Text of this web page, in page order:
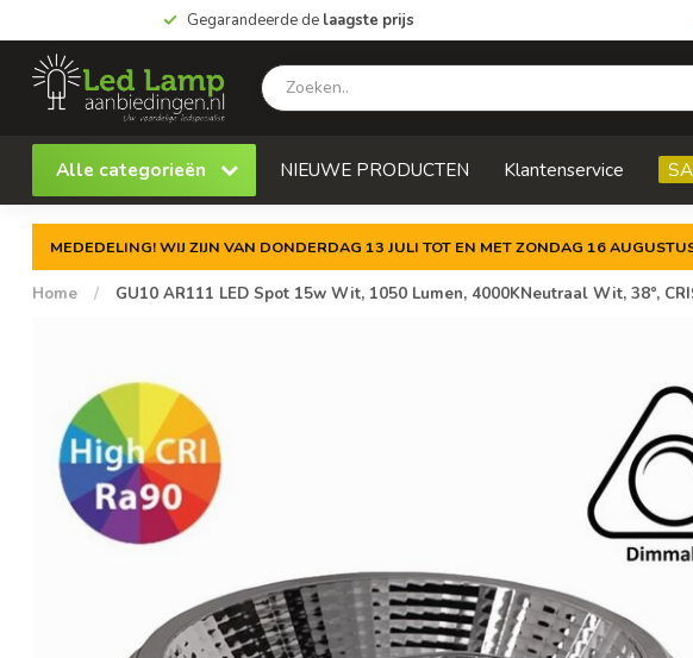
Gegarandeerde de laagste prijs
Alle categorieën NIEUWE PRODUCTEN Klantenservice
MEDEDELING! WIJ ZIJN VAN DONDERDAG 13 JULI TOT EN MET ZONDAG 16
Home / GU10 AR111 LED Spot 15w Wit, 1050 Lumen, 4000KNeutraal Wit, 38°,